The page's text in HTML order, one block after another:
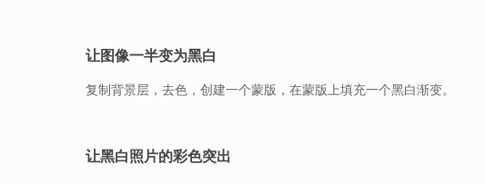
让图像一半变为黑白
复制背景层，去色，创建一个蒙版，在蒙版上填充一个黑白渐变。
让黑白照片的彩色突出